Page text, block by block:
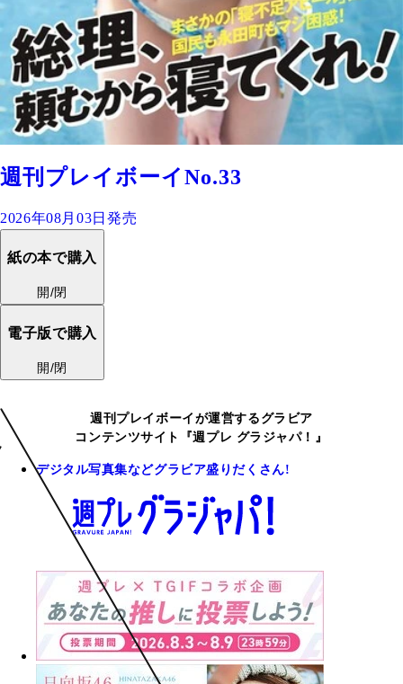
週刊プレイボーイNo.33
2026年08月03日発売
紙の本で購入
開/閉
電子版で購入
開/閉
週刊プレイボーイが運営するグラビア
コンテンツサイト『週プレ グラジャパ！』
デジタル写真集などグラビア盛りだくさん!